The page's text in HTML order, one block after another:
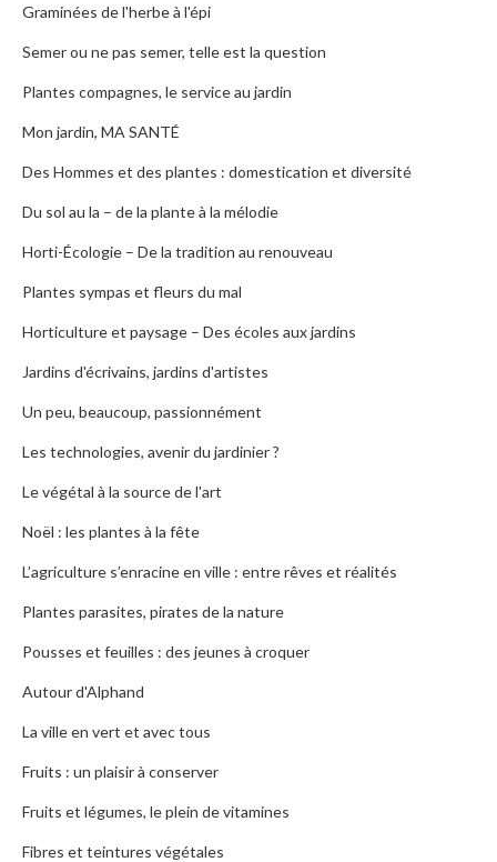
Graminées de l'herbe à l'épi
Semer ou ne pas semer, telle est la question
Plantes compagnes, le service au jardin
Mon jardin, MA SANTÉ
Des Hommes et des plantes : domestication et diversité
Du sol au la – de la plante à la mélodie
Horti-Écologie – De la tradition au renouveau
Plantes sympas et fleurs du mal
Horticulture et paysage – Des écoles aux jardins
Jardins d'écrivains, jardins d'artistes
Un peu, beaucoup, passionnément
Les technologies, avenir du jardinier ?
Le végétal à la source de l'art
Noël : les plantes à la fête
L’agriculture s’enracine en ville : entre rêves et réalités
Plantes parasites, pirates de la nature
Pousses et feuilles : des jeunes à croquer
Autour d'Alphand
La ville en vert et avec tous
Fruits : un plaisir à conserver
Fruits et légumes, le plein de vitamines
Fibres et teintures végétales